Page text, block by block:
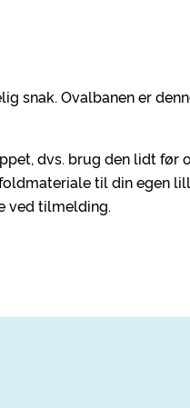
snak. Ovalbanen er
dvs. brug den lidt før
til din egen
ved tilmelding.